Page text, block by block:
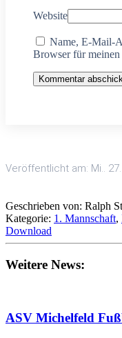
Website
Name, E-Mail-
Browser für meinen
Kommentar
Veröffentlicht am: Mi..
Geschrieben von: Ralph
Kategorie: 1. Mannschaft,
Download
Weitere News:
ASV Michelfeld